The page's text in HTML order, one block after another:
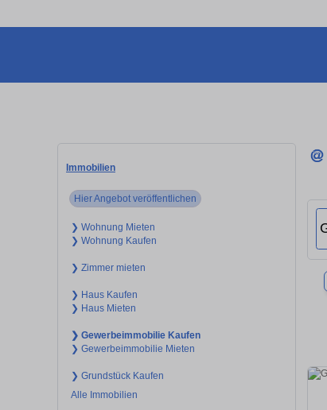
Immobilien
Hier Angebot veröffentlichen
❯ Wohnung Mieten
❯ Wohnung Kaufen
❯ Zimmer mieten
❯ Haus Kaufen
❯ Haus Mieten
❯ Gewerbeimmobilie Kaufen
❯ Gewerbeimmobilie Mieten
❯ Grundstück Kaufen
Alle Immobilien